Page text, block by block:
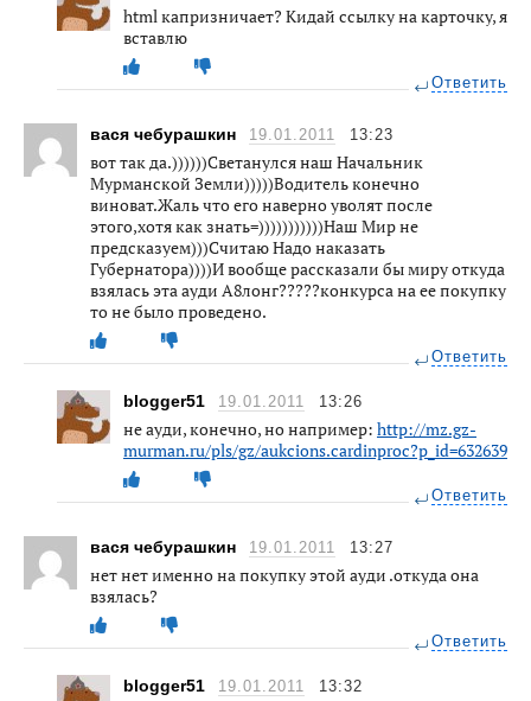
html капризничает? Кидай ссылку на карточку, я
вставлю
Ответить
вася чебурашкин 19.01.2011 13:23
вот так да.))))))Светанулся наш Начальник
Мурманской Земли)))))Водитель конечно
виноват.Жаль что его наверно уволят после
этого,хотя как знать=)))))))))))Наш Мир не
предсказуем)))Считаю Надо наказать
Губернатора))))И вообще рассказали бы миру откуда
взялась эта ауди А8лонг?????конкурса на ее покупку
то не было проведено.
Ответить
blogger51 19.01.2011 13:26
не ауди, конечно, но например: http://mz.gz-
murman.ru/pls/gz/aukcions.cardinproc?p_id=632639
Ответить
вася чебурашкин 19.01.2011 13:27
нет нет именно на покупку этой ауди .откуда она
взялась?
Ответить
blogger51 19.01.2011 13:32